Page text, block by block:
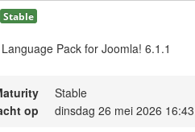
Stable
Pack for Joomla! 6.1.1
Stable
op
dinsdag 26 mei 2026 16:43